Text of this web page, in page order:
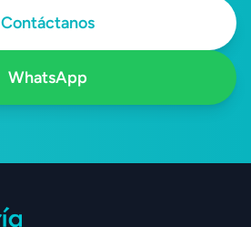
Contáctanos
WhatsApp